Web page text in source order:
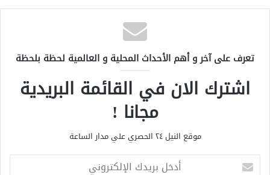
تعرف على آخر و أهم الأحداث المحلية و العالمية لحظة بلحظة
اشترك الان في القائمة البريدية
مجانا !
موقع النيل ٢٤ الحصري علي مدار الساعة